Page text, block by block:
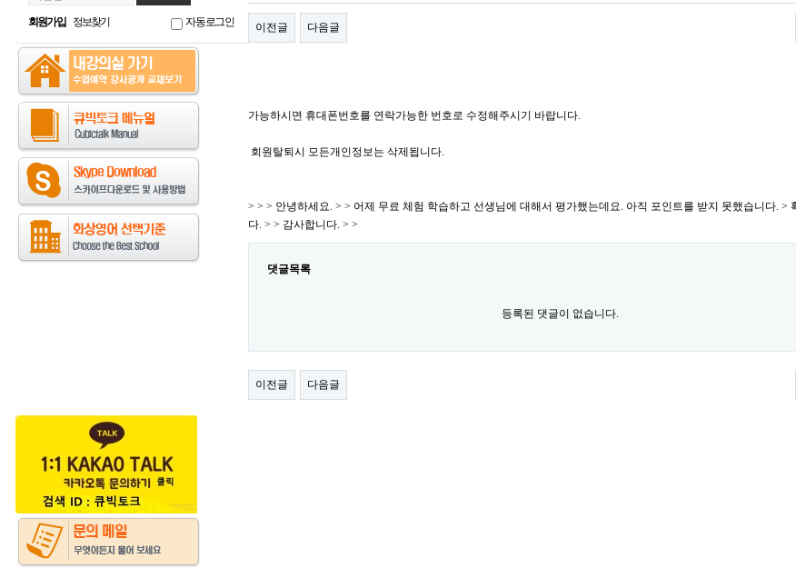
회원가입 정보찾기 자동로그인 이전글 다음글
가능하시면 휴대폰번호를 연락가능한 번호로 수정해주시기 바랍니다.
회원탈퇴시 모든개인정보는 삭제됩니다.
> > > 안녕하세요. > > 어제 무료 체험 학습하고 선생님에 대해서 평가했는데요. 아직 포인트를 받지 못했습니다. >
다. > > 감사합니다. > >
댓글목록
등록된 댓글이 없습니다.
이전글 다음글